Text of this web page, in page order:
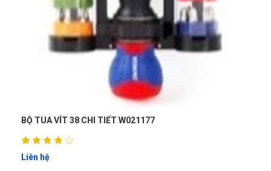
TUA VÍT DẸT 6x38mm W021270